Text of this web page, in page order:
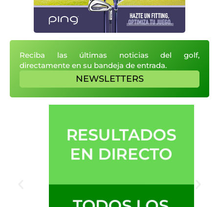
Reciba las últimas noticias del golf,
directamente en su bandeja de entrada.
NEWSLETTERS